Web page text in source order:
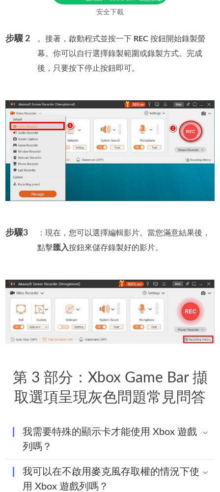
安全下載
步驟 2 。接著，啟動程式並按一下 REC 按鈕開始錄製螢
幕。你可以自行選擇錄製範圍或錄製方式。完成
後，只要按下停止按鈕即可。
步驟3
：現在，您可以選擇編輯影片。當您滿意結果後，
點擊匯入按鈕來儲存錄製好的影片。
第 3 部分：Xbox Game Bar 擷
取選項呈現灰色問題常見問答
我需要特殊的顯示卡才能使用 Xbox 遊戲
列嗎？
我可以在不啟用麥克風存取權的情況下使
用 Xbox 遊戲列嗎？